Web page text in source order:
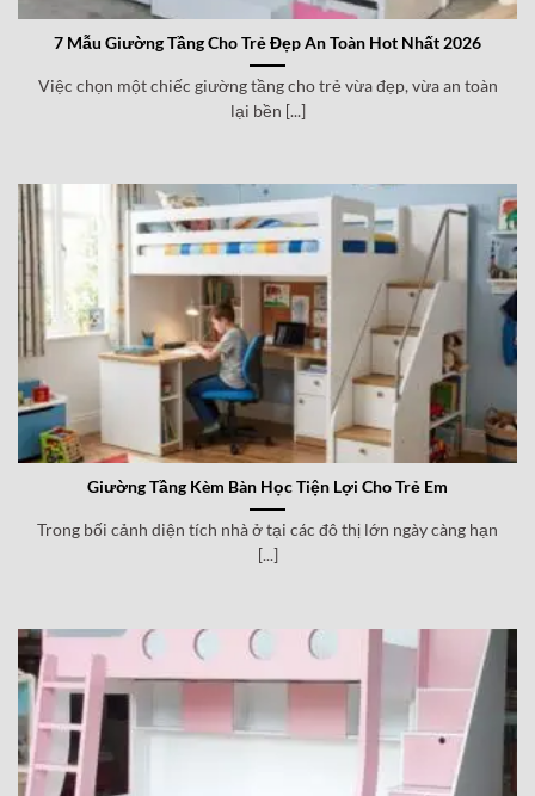
7 Mẫu Giường Tầng Cho Trẻ Đẹp An Toàn Hot Nhất 2026
Việc chọn một chiếc giường tầng cho trẻ vừa đẹp, vừa an toàn
lại bền [...]
Giường Tầng Kèm Bàn Học Tiện Lợi Cho Trẻ Em
Trong bối cảnh diện tích nhà ở tại các đô thị lớn ngày càng hạn
[...]